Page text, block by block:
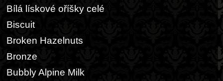
Bílá lískové oříšky celé
Biscuit
Broken Hazelnuts
Bronze
Bubbly Alpine Milk